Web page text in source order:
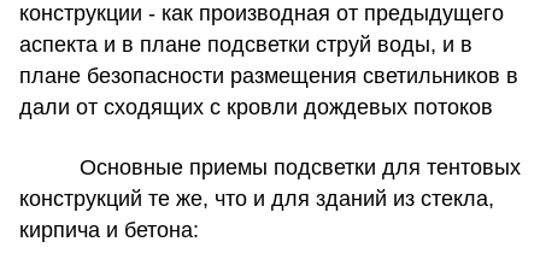
конструкции - как производная от предыдущего
аспекта и в плане подсветки струй воды, и в
плане безопасности размещения светильников в
дали от сходящих с кровли дождевых потоков
Основные приемы подсветки для тентовых
конструкций те же, что и для зданий из стекла,
кирпича и бетона: